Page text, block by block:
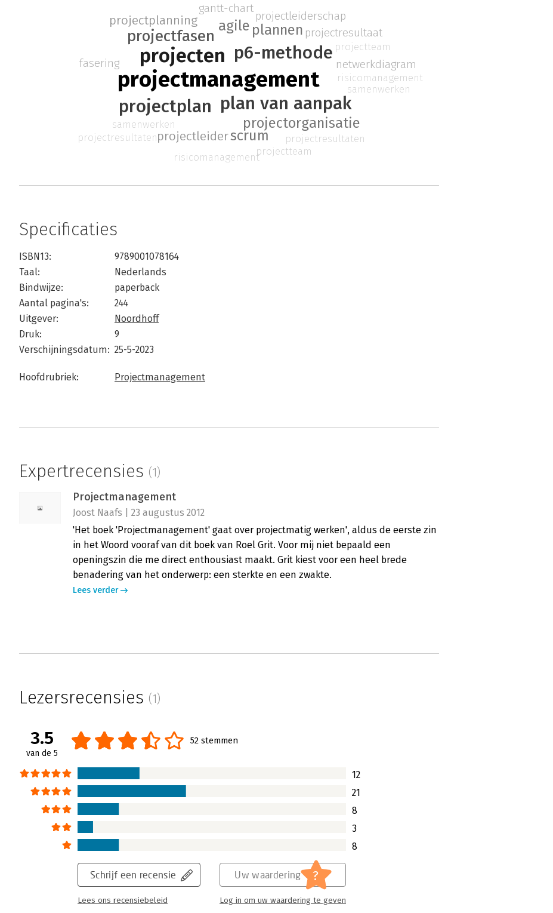
projectmanagement
projecten
plan van aanpak
p6-methode
projectplan
projectfasen
agile
projectorganisatie
plannen
scrum
projectleider
projectplanning
fasering
gantt-chart
projectleiderschap
projectresultaat
netwerkdiagram
projectteam
samenwerken
risicomanagement
projectresultaten
projectteam
samenwerken
risicomanagement
projectresultaten
Specificaties
ISBN13:
9789001078164
Taal:
Nederlands
Bindwijze:
paperback
Aantal pagina's:
244
Uitgever:
Noordhoff
Druk:
9
Verschijningsdatum: 25-5-2023
Hoofdrubriek: Projectmanagement
Expertrecensies (1)
Projectmanagement
Joost Naafs | 23 augustus 2012
'Het boek 'Projectmanagement' gaat over projectmatig werken', aldus de eerste zin
in het Woord vooraf van dit boek van Roel Grit. Voor mij niet bepaald een
openingszin die me direct enthousiast maakt. Grit kiest voor een heel brede
benadering van het onderwerp: een sterkte en een zwakte.
Lees verder
Lezersrecensies (1)
3.5
van de 5
52 stemmen
12
21
8
3
8
Schrijf een recensie
Lees ons recensiebeleid
Uw waardering ?
Log in om uw waardering te geven